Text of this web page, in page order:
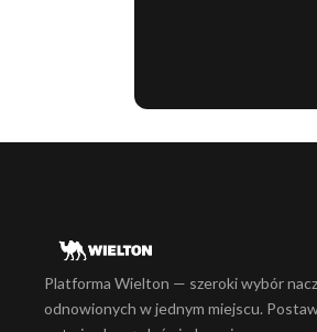
Platforma Wielton — szeroki wybór
odnowionych w jednym miejscu.